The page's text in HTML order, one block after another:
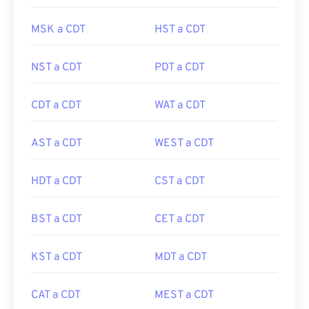
MSK a CDT HST a CDT
NST a CDT PDT a CDT
CDT a CDT WAT a CDT
AST a CDT WEST a CDT
HDT a CDT CST a CDT
BST a CDT CET a CDT
KST a CDT MDT a CDT
CAT a CDT MEST a CDT